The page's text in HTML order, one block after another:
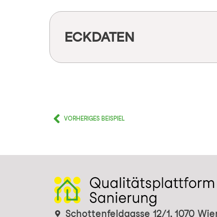
ECKDATEN
VORHERIGES BEISPIEL
Schottenfeldgasse 12/1, 1070